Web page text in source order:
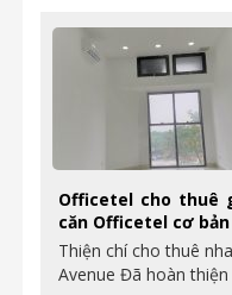
Officetel cho thuê
căn Officetel cơ
Thiện chí cho thuê
Avenue Đã hoàn